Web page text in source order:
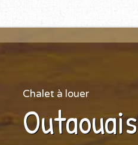
Chalet à louer
Outaouais